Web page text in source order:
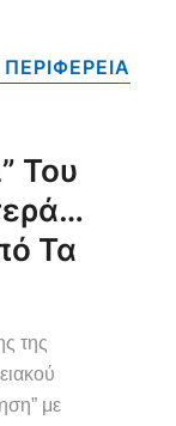
Του
Τα
της
με